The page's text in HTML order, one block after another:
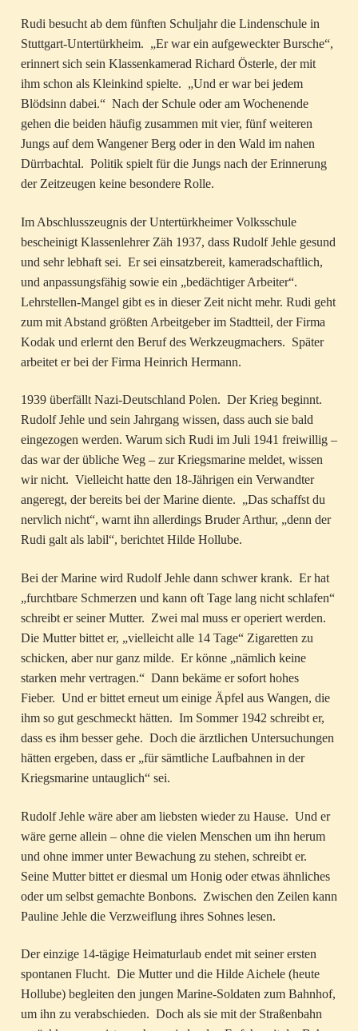
Rudi besucht ab dem fünften Schuljahr die Lindenschule in
Stuttgart-Untertürkheim. „Er war ein aufgeweckter Bursche“,
erinnert sich sein Klassenkamerad Richard Österle, der mit
ihm schon als Kleinkind spielte. „Und er war bei jedem
Blödsinn dabei.“ Nach der Schule oder am Wochenende
gehen die beiden häufig zusammen mit vier, fünf weiteren
Jungs auf dem Wangener Berg oder in den Wald im nahen
Dürrbachtal. Politik spielt für die Jungs nach der Erinnerung
der Zeitzeugen keine besondere Rolle.
Im Abschlusszeugnis der Untertürkheimer Volksschule
bescheinigt Klassenlehrer Zäh 1937, dass Rudolf Jehle gesund
und sehr lebhaft sei. Er sei einsatzbereit, kameradschaftlich,
und anpassungsfähig sowie ein „bedächtiger Arbeiter“.
Lehrstellen-Mangel gibt es in dieser Zeit nicht mehr. Rudi geht
zum mit Abstand größten Arbeitgeber im Stadtteil, der Firma
Kodak und erlernt den Beruf des Werkzeugmachers. Später
arbeitet er bei der Firma Heinrich Hermann.
1939 überfällt Nazi-Deutschland Polen. Der Krieg beginnt.
Rudolf Jehle und sein Jahrgang wissen, dass auch sie bald
eingezogen werden. Warum sich Rudi im Juli 1941 freiwillig –
das war der übliche Weg – zur Kriegsmarine meldet, wissen
wir nicht. Vielleicht hatte den 18-Jährigen ein Verwandter
angeregt, der bereits bei der Marine diente. „Das schaffst du
nervlich nicht“, warnt ihn allerdings Bruder Arthur, „denn der
Rudi galt als labil“, berichtet Hilde Hollube.
Bei der Marine wird Rudolf Jehle dann schwer krank. Er hat
„furchtbare Schmerzen und kann oft Tage lang nicht schlafen“
schreibt er seiner Mutter. Zwei mal muss er operiert werden.
Die Mutter bittet er, „vielleicht alle 14 Tage“ Zigaretten zu
schicken, aber nur ganz milde. Er könne „nämlich keine
starken mehr vertragen.“ Dann bekäme er sofort hohes
Fieber. Und er bittet erneut um einige Äpfel aus Wangen, die
ihm so gut geschmeckt hätten. Im Sommer 1942 schreibt er,
dass es ihm besser gehe. Doch die ärztlichen Untersuchungen
hätten ergeben, dass er „für sämtliche Laufbahnen in der
Kriegsmarine untauglich“ sei.
Rudolf Jehle wäre aber am liebsten wieder zu Hause. Und er
wäre gerne allein – ohne die vielen Menschen um ihn herum
und ohne immer unter Bewachung zu stehen, schreibt er.
Seine Mutter bittet er diesmal um Honig oder etwas ähnliches
oder um selbst gemachte Bonbons. Zwischen den Zeilen kann
Pauline Jehle die Verzweiflung ihres Sohnes lesen.
Der einzige 14-tägige Heimaturlaub endet mit seiner ersten
spontanen Flucht. Die Mutter und die Hilde Aichele (heute
Hollube) begleiten den jungen Marine-Soldaten zum Bahnhof,
um ihn zu verabschieden. Doch als sie mit der Straßenbahn